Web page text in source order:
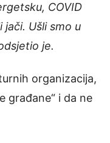
COVID
jači. Ušli smo u
je.
organizacija,
građane“ i da ne